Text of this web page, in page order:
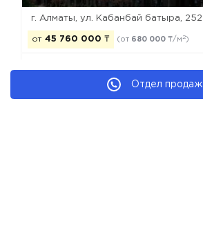
Отдел продаж
г. Алматы, ул. Кабанбай батыра, 252
от 45 760 000 ₸ (от 680 000 ₸/м 2)